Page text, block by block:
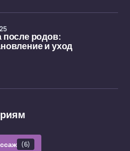
после родов:
и уход
(6)